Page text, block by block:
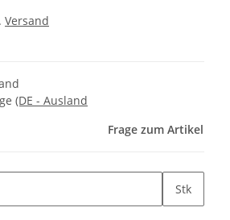
Versand
(DE - Ausland
Frage zum Artikel
Stk